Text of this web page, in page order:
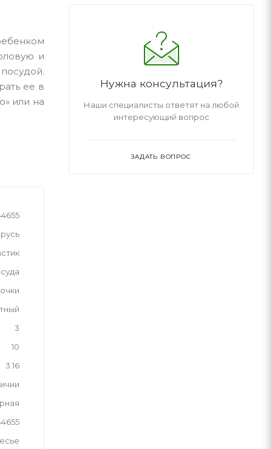
и
ее в
или на
3
10
3.16
Нужна консультация?
Наши специалисты ответят на любой
интересующий вопрос
ЗАДАТЬ ВОПРОС